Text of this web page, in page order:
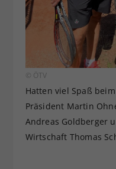
© ÖTV
Hatten viel Spaß
Präsident Martin
Andreas Goldberger
Wirtschaft Thomas